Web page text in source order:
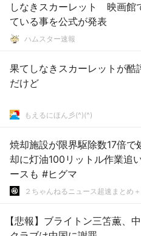
しなきスカーレット 映画館
ている事を公式が発表
ハムスター速報
果てしなきスカーレットが酷
だけど
もえるにほん彡(^)(^)
焼却施設が限界駆除数17倍で
却に灯油100リットル作業追
ースも #ヒグマ
２ちゃんねるニュース超速まとめ＋
【悲報】ブライトン三笘薫、